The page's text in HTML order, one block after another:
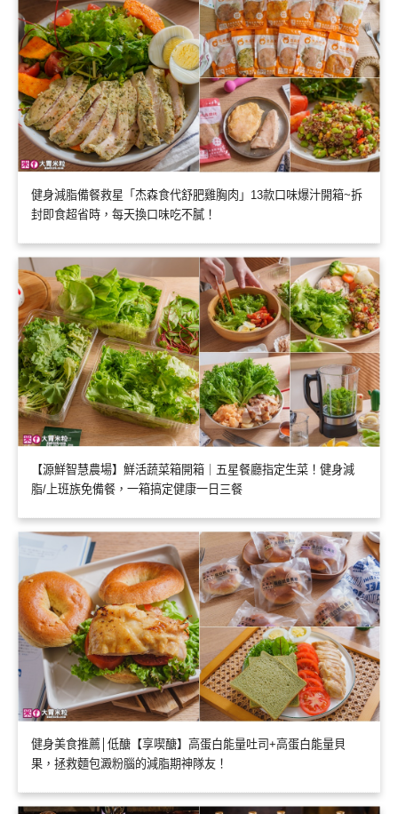
健身減脂備餐救星「杰森食代舒肥雞胸肉」13款口味爆汁開箱~拆
封即食超省時，每天換口味吃不膩！
【源鮮智慧農場】鮮活蔬菜箱開箱｜五星餐廳指定生菜！健身減
脂/上班族免備餐，一箱搞定健康一日三餐
健身美食推薦│低醣【享喫醣】高蛋白能量吐司+高蛋白能量貝
果，拯救麵包澱粉腦的減脂期神隊友！